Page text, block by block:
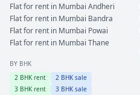
Flat for rent in Mumbai Andheri
Flat for rent in Mumbai Bandra
Flat for rent in Mumbai Powai
Flat for rent in Mumbai Thane
BY BHK
2 BHK rent 2 BHK sale
3 BHK rent 3 BHK sale